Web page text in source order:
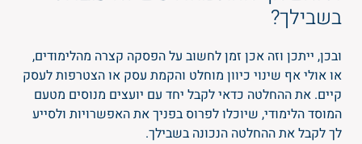
בשבילך?
ובכן, ייתכן וזה אכן זמן לחשוב על הפסקה קצרה מהלימודים,
או אולי אף שינוי כיוון מוחלט והקמת עסק או הצטרפות לעסק
קיים. את ההחלטה כדאי לקבל יחד עם יועצים מנוסים מטעם
המוסד הלימודי, שיוכלו לפרוס בפניך את האפשרויות ולסייע
לך לקבל את ההחלטה הנכונה בשבילך.